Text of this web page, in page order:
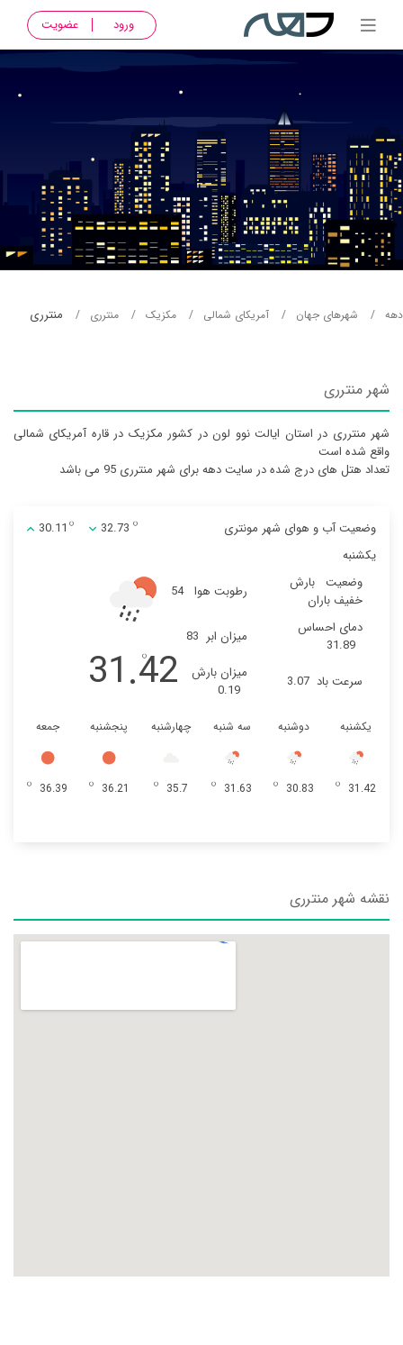
ورود عضویت
دهه شهرهای جهان آمریکای شمالی مکزیک منترری منترری
شهر منترری
شهر منترری در استان ایالت نوو لون در کشور مکزیک در قاره آمریکای شمالی
واقع شده است
تعداد هتل های درج شده در سایت دهه برای شهر منترری 95 می باشد
وضعیت آب و هوای شهر مونتری 30.11
32.73
یکشنبه
وضعیت
بارش
خفیف باران
رطوبت هوا 54
دمای احساس
31.89
میزان ابر 83
سرعت باد 3.07
میزان بارش
0.19
31.42
یکشنبه
31.42
دوشنبه
30.83
سه شنبه
31.63
چهارشنبه
35.7
پنجشنبه
36.21
جمعه
36.39
نقشه شهر منترری